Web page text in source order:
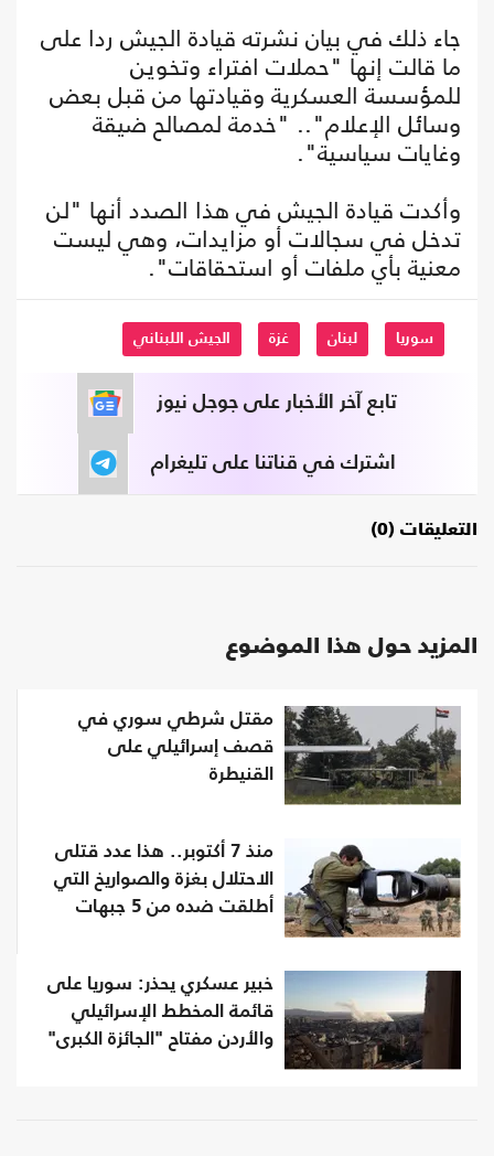
جاء ذلك في بيان نشرته قيادة الجيش ردا على
ما قالت إنها "حملات افتراء وتخوين
للمؤسسة العسكرية وقيادتها من قبل بعض
وسائل الإعلام".. "خدمة لمصالح ضيقة
وغايات سياسية".
وأكدت قيادة الجيش في هذا الصدد أنها "لن
تدخل في سجالات أو مزايدات، وهي ليست
معنية بأي ملفات أو استحقاقات".
سوريا لبنان غزة الجيش اللبناني
تابع آخر الأخبار على جوجل نيوز
اشترك في قناتنا على تليغرام
التعليقات (0)
المزيد حول هذا الموضوع
مقتل شرطي سوري في
قصف إسرائيلي على
القنيطرة
منذ 7 أكتوبر.. هذا عدد قتلى
الاحتلال بغزة والصواريخ التي
أطلقت ضده من 5 جبهات
خبير عسكري يحذر: سوريا على
قائمة المخطط الإسرائيلي
والأردن مفتاح "الجائزة الكبرى"